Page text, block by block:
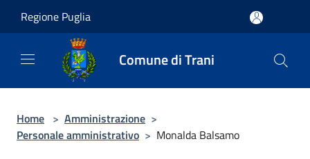
Regione Puglia
Comune di Trani
Home > Amministrazione >
Personale amministrativo > Monalda Balsamo